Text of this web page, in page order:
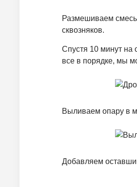
Размешиваем
сквозняков.
Спустя 10 минут на
все в порядке, мы
Выливаем опару в
Добавляем